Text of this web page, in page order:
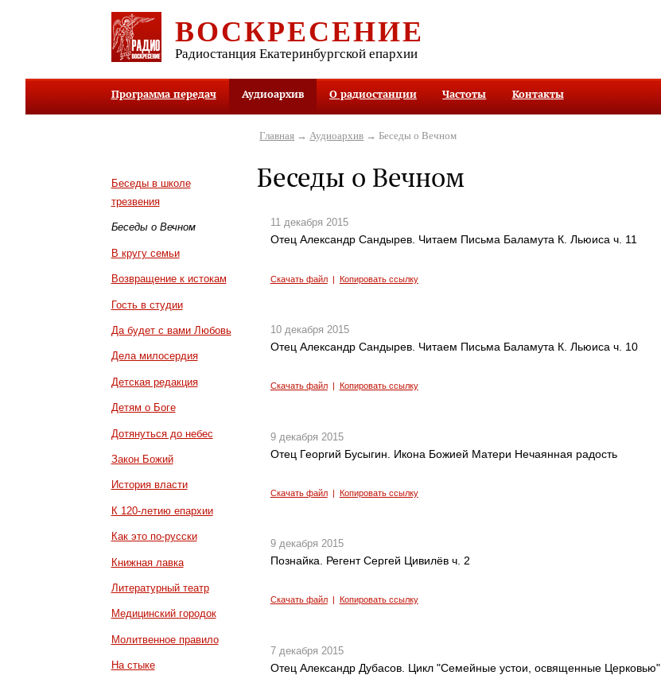
ВОСКРЕСЕНИЕ
Радиостанция Екатеринбургской епархии
Программа передач Аудиоархив О радиостанции Частоты Контакты
Беседы в школе
трезвения
Беседы о Вечном
В кругу семьи
Возвращение к истокам
Гость в студии
Да будет с вами Любовь
Дела милосердия
Детская редакция
Детям о Боге
Дотянуться до небес
Закон Божий
История власти
К 120-летию епархии
Как это по-русски
Книжная лавка
Литературный театр
Медицинский городок
Молитвенное правило
На стыке
Главная → Аудиоархив → Беседы о Вечном
Беседы о Вечном
11 декабря 2015
Отец Александр Сандырев. Читаем Письма Баламута К. Льюиса ч. 11
Скачать файл| Копировать ссылку
10 декабря 2015
Отец Александр Сандырев. Читаем Письма Баламута К. Льюиса ч. 10
Скачать файл| Копировать ссылку
9 декабря 2015
Отец Георгий Бусыгин. Икона Божией Матери Нечаянная радость
Скачать файл| Копировать ссылку
9 декабря 2015
Познайка. Регент Сергей Цивилёв ч. 2
Скачать файл| Копировать ссылку
7 декабря 2015
Отец Александр Дубасов. Цикл "Семейные устои, освященные Церковью".